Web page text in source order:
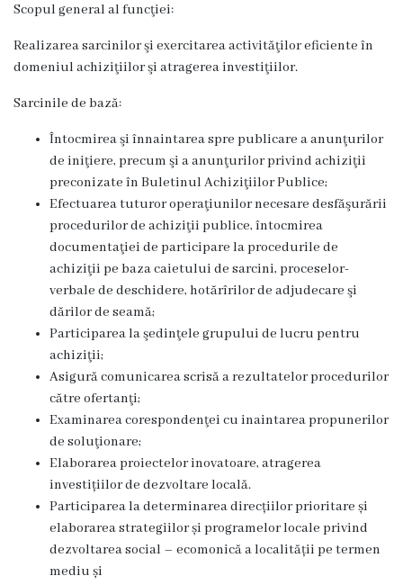
spre
finanțare
Proiecte
finalizate
Instituții
subordonate
Funcţii
vacante
Consiliul
Secretar
Consilieri
Regulamentul
Consiliului
Ședințele
Scopul general al funcţiei:
Realizarea sarcinilor şi exercitarea activităţilor eficiente în
domeniul achiziţiilor şi atragerea investiţiilor.
Sarcinile de bază:
Întocmirea şi înnaintarea spre publicare a anunţurilor
de iniţiere, precum şi a anunţurilor privind achiziţii
preconizate în Buletinul Achiziţiilor Publice;
Efectuarea tuturor operaţiunilor necesare desfăşurării
procedurilor de achiziţii publice, întocmirea
documentaţiei de participare la procedurile de
achiziţii pe baza caietului de sarcini, proceselor-
verbale de deschidere, hotărîrilor de adjudecare şi
dărilor de seamă;
Participarea la şedinţele grupului de lucru pentru
achiziţii;
Asigură comunicarea scrisă a rezultatelor procedurilor
către ofertanţi;
Examinarea corespondenţei cu inaintarea propunerilor
de soluţionare;
Elaborarea proiectelor inovatoare, atragerea
investițiilor de dezvoltare locală.
Participarea la determinarea direcțiilor prioritare și
elaborarea strategiilor și programelor locale privind
dezvoltarea social – ecomonică a localității pe termen
mediu și